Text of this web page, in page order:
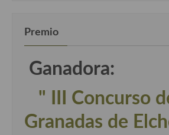
Premio
Ganadora:
" III Concurso
Granadas de